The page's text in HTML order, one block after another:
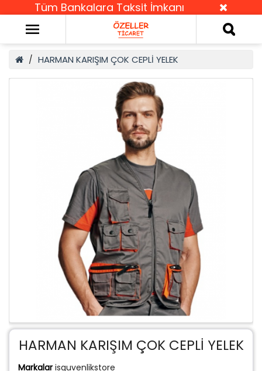
Tüm Bankalara Taksit İmkanı
HARMAN KARIŞIM ÇOK CEPLİ YELEK
HARMAN KARIŞIM ÇOK CEPLİ YELEK
Markalar isguvenlikstore